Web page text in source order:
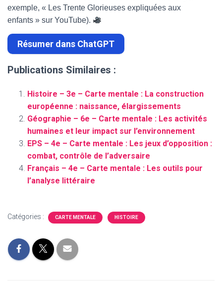
exemple, « Les Trente Glorieuses expliquées aux
enfants » sur YouTube).
Résumer dans ChatGPT
Publications Similaires :
Histoire – 3e – Carte mentale : La construction
européenne : naissance, élargissements
Géographie – 6e – Carte mentale : Les activités
humaines et leur impact sur l’environnement
EPS – 4e – Carte mentale : Les jeux d’opposition :
combat, contrôle de l’adversaire
Français – 4e – Carte mentale : Les outils pour
l’analyse littéraire
Catégories : CARTE MENTALE HISTOIRE